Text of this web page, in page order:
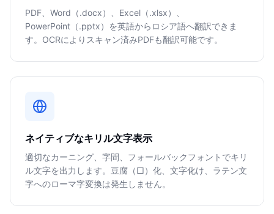
PDF、Word（.docx）、Excel（.xlsx）、
PowerPoint（.pptx）を英語からロシア語へ翻訳できま
す。OCRによりスキャン済みPDFも翻訳可能です。
ネイティブなキリル文字表示
適切なカーニング、字間、フォールバックフォントでキリ
ル文字を出力します。豆腐（□）化、文字化け、ラテン文
字へのローマ字変換は発生しません。